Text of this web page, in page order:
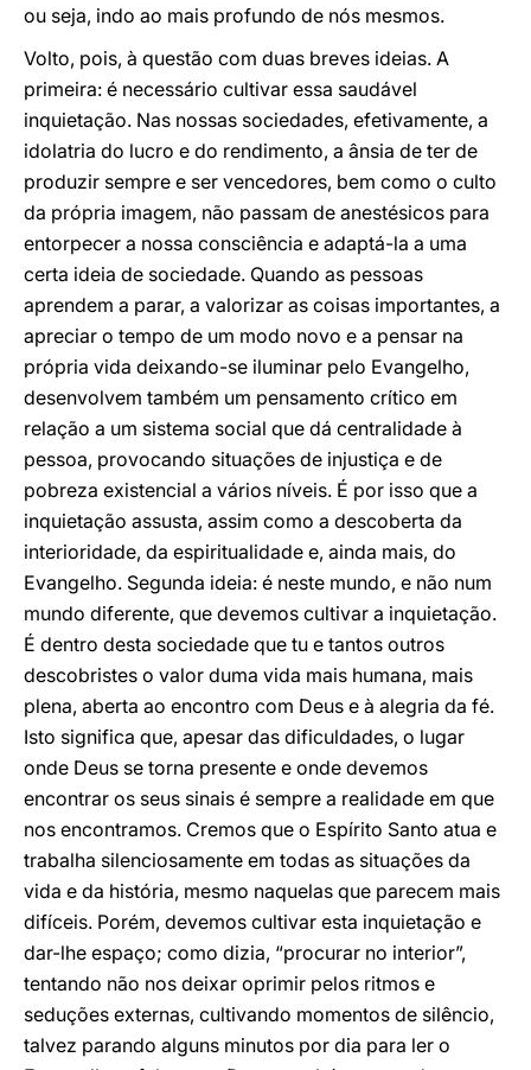
ou seja, indo ao mais profundo de nós mesmos.
Volto, pois, à questão com duas breves ideias. A
primeira: é necessário cultivar essa saudável
inquietação. Nas nossas sociedades, efetivamente, a
idolatria do lucro e do rendimento, a ânsia de ter de
produzir sempre e ser vencedores, bem como o culto
da própria imagem, não passam de anestésicos para
entorpecer a nossa consciência e adaptá-la a uma
certa ideia de sociedade. Quando as pessoas
aprendem a parar, a valorizar as coisas importantes, a
apreciar o tempo de um modo novo e a pensar na
própria vida deixando-se iluminar pelo Evangelho,
desenvolvem também um pensamento crítico em
relação a um sistema social que dá centralidade à
pessoa, provocando situações de injustiça e de
pobreza existencial a vários níveis. É por isso que a
inquietação assusta, assim como a descoberta da
interioridade, da espiritualidade e, ainda mais, do
Evangelho. Segunda ideia: é neste mundo, e não num
mundo diferente, que devemos cultivar a inquietação.
É dentro desta sociedade que tu e tantos outros
descobristes o valor duma vida mais humana, mais
plena, aberta ao encontro com Deus e à alegria da fé.
Isto significa que, apesar das dificuldades, o lugar
onde Deus se torna presente e onde devemos
encontrar os seus sinais é sempre a realidade em que
nos encontramos. Cremos que o Espírito Santo atua e
trabalha silenciosamente em todas as situações da
vida e da história, mesmo naquelas que parecem mais
difíceis. Porém, devemos cultivar esta inquietação e
dar-lhe espaço; como dizia, “procurar no interior”,
tentando não nos deixar oprimir pelos ritmos e
seduções externas, cultivando momentos de silêncio,
talvez parando alguns minutos por dia para ler o